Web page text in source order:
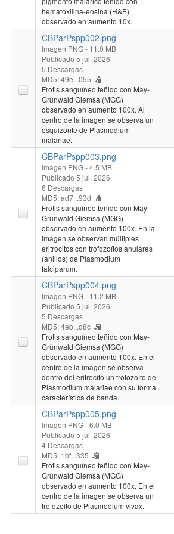
hematoxilina-eosina (H&E),
observado en aumento 10x.
CBParPspp002.png
Imagen PNG- 11.0 MB
Publicado 5 jul. 2026
5 Descargas
MD5: 49e...055
Frotis sanguíneo teñido con May-
Grünwald Giemsa (MGG)
observado en aumento 100x. Al
centro de la imagen se observa un
esquizonte de Plasmodium
malariae.
CBParPspp003.png
Imagen PNG- 4.5 MB
Publicado 5 jul. 2026
6 Descargas
MD5: ad7...93d
Frotis sanguíneo teñido con May-
Grünwald Giemsa (MGG)
observado en aumento 100x. En la
imagen se observan múltiples
eritrocitos con trofozoítos anulares
(anillos) de Plasmodium
falciparum.
CBParPspp004.png
Imagen PNG- 11.2 MB
Publicado 5 jul. 2026
5 Descargas
MD5: 4eb...d8c
Frotis sanguíneo teñido con May-
Grünwald Giemsa (MGG)
observado en aumento 100x. En el
centro de la imagen se observa
dentro del eritrocito un trofozoíto de
Plasmodium malariae con su forma
característica de banda.
CBParPspp005.png
Imagen PNG- 6.0 MB
Publicado 5 jul. 2026
4 Descargas
MD5: 1bf...335
Frotis sanguíneo teñido con May-
Grünwald Giemsa (MGG)
observado en aumento 100x. En el
centro de la imagen se observa un
trofozoíto de Plasmodium vivax.